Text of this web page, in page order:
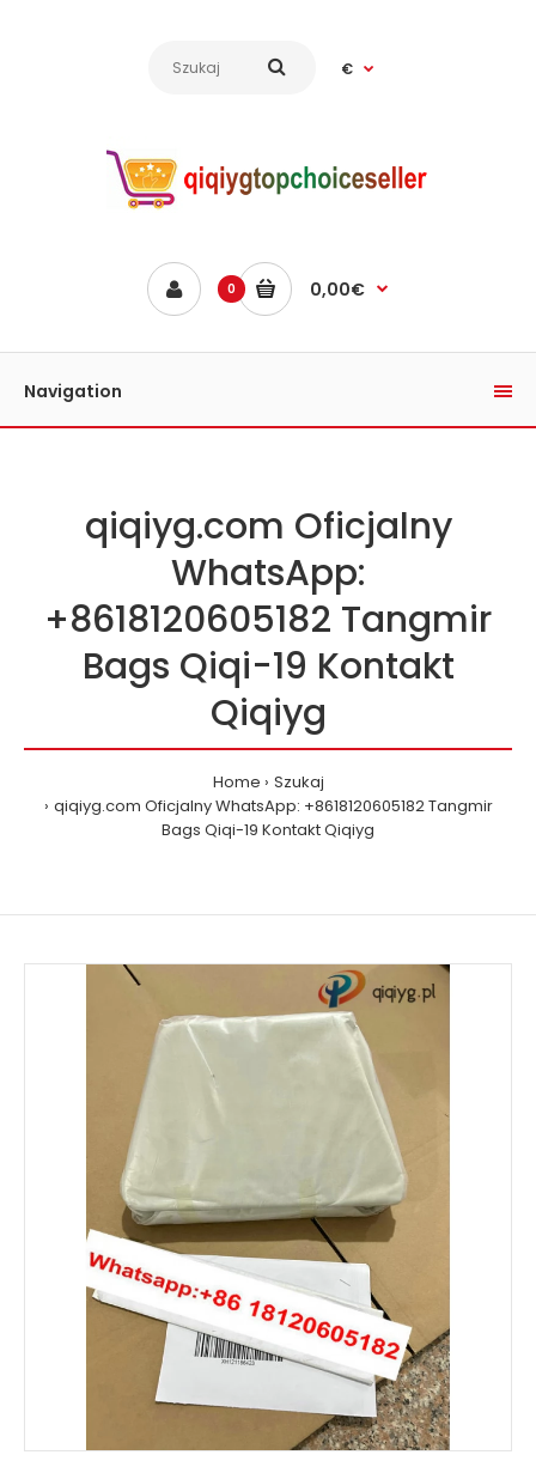
€
0 0,00€
Navigation
qiqiyg.com Oficjalny
WhatsApp:
+8618120605182 Tangmir
Bags Qiqi-19 Kontakt
Qiqiyg
Home
Szukaj
qiqiyg.com Oficjalny WhatsApp: +8618120605182 Tangmir
Bags Qiqi-19 Kontakt Qiqiyg